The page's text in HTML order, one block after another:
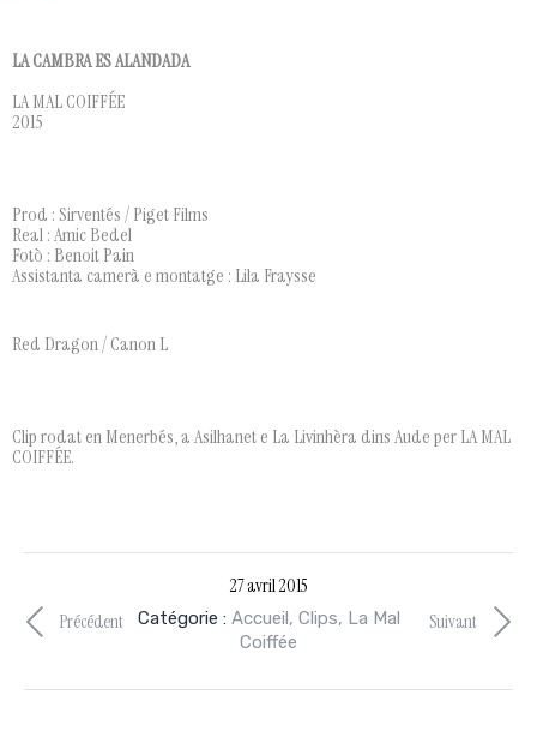
LA CAMBRA ES ALANDADA
LA MAL COIFFÉE
2015
Prod : Sirventés / Piget Films
Real : Amic Bedel
Fotò : Benoit Pain
Assistanta camerà e montatge : Lila Fraysse
Red Dragon / Canon L
Clip rodat en Menerbés, a Asilhanet e La Livinhèra dins Aude per LA MAL
COIFFÉE.
Suivant
Précédent
27 avril 2015
Catégorie : Accueil, Clips, La Mal
Coiffée